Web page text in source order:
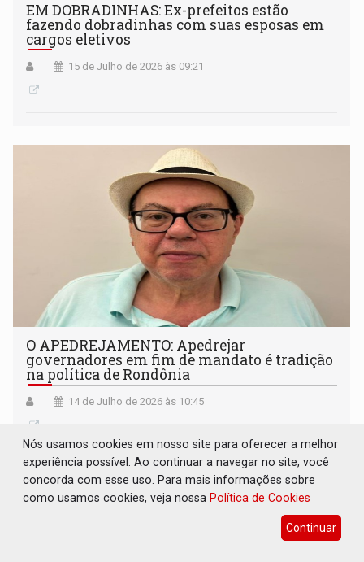
EM DOBRADINHAS: Ex-prefeitos estão
fazendo dobradinhas com suas esposas em
cargos eletivos
15 de Julho de 2026 às 09:21
O APEDREJAMENTO: Apedrejar
governadores em fim de mandato é tradição
na política de Rondônia
14 de Julho de 2026 às 10:45
Nós usamos cookies em nosso site para oferecer a melhor
experiência possível. Ao continuar a navegar no site, você
concorda com esse uso. Para mais informações sobre
como usamos cookies, veja nossa Política de Cookies
Continuar